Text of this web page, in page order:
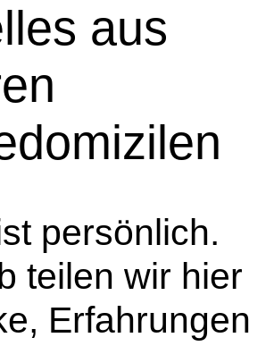
aus
persönlich.
teilen wir hier
Erfahrungen